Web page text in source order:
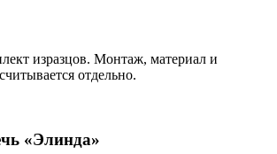
изразцов. Монтаж, материал и
отдельно.
«Элинда»